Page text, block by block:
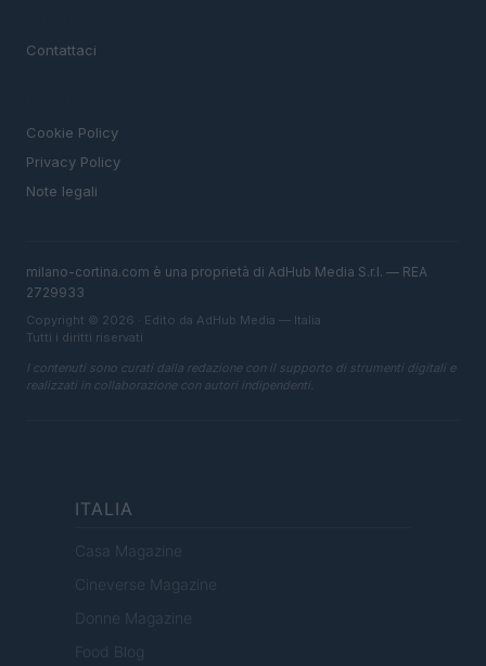
Contattaci
Cookie Policy
Privacy Policy
Note legali
milano-cortina.com è una proprietà di AdHub Media S.r.l. — REA
2729933
Copyright © 2026 · Edito da AdHub Media — Italia
Tutti i diritti riservati
I contenuti sono curati dalla redazione con il supporto di strumenti digitali e
realizzati in collaborazione con autori indipendenti.
ITALIA
Casa Magazine
Cineverse Magazine
Donne Magazine
Food Blog